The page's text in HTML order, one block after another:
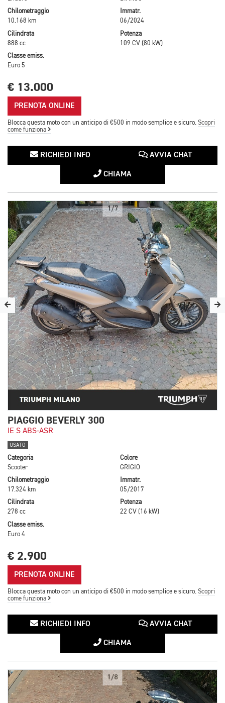
Chilometraggio
10.168 km
Immatr.
06/2024
Cilindrata
888 cc
Potenza
109 CV (80 kW)
Classe emiss.
Euro 5
€ 13.000
PRENOTA ONLINE
Blocca questa moto con un anticipo di €500 in modo semplice e sicuro. Scopri
come funziona
RICHIEDI INFO AVVIA CHAT
CHIAMA
1/7
PIAGGIO BEVERLY 300
IE S ABS-ASR
USATO
Categoria
Scooter
Colore
GRIGIO
Chilometraggio
17.324 km
Immatr.
05/2017
Cilindrata
278 cc
Potenza
22 CV (16 kW)
Classe emiss.
Euro 4
€ 2.900
PRENOTA ONLINE
Blocca questa moto con un anticipo di €500 in modo semplice e sicuro. Scopri
come funziona
RICHIEDI INFO AVVIA CHAT
CHIAMA
1/8